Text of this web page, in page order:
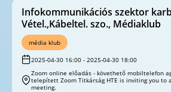
Infokommunikációs szektor
Vétel.,Kábeltel. szo., Médiaklub
média klub
2025-04-30 16:00 - 2025-04-30 18:00
Zoom online előadás - követhető mobiltelefon
telepített Zoom Titkárság HTE is inviting you to
meeting.